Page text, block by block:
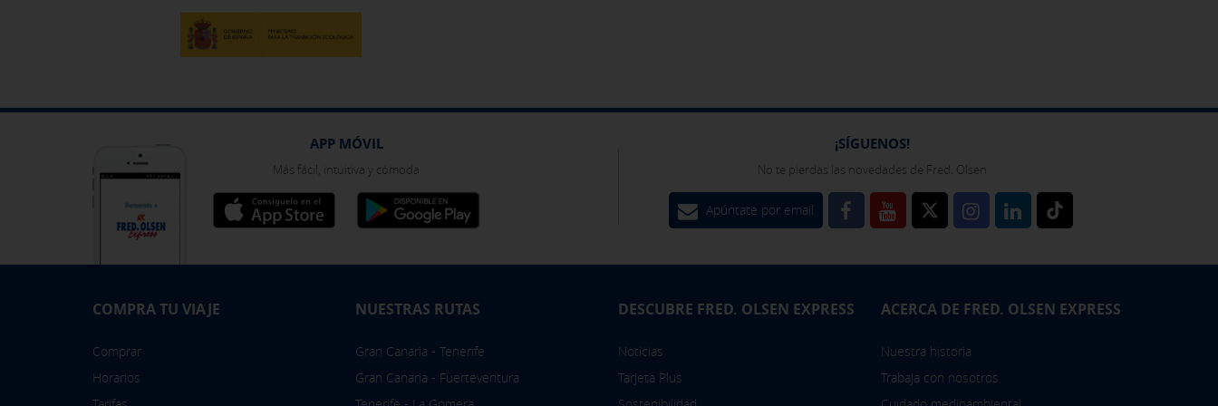
APP MÓVIL
Más fácil, intuitiva y cómoda
¡SÍGUENOS!
No te pierdas las novedades de Fred. Olsen
Apúntate por email
COMPRA TU VIAJE
Comprar
Horarios
NUESTRAS RUTAS
Gran Canaria - Tenerife
Gran Canaria - Fuerteventura
DESCUBRE FRED. OLSEN EXPRESS
Noticias
Tarjeta Plus
ACERCA DE FRED. OLSEN EXPRESS
Nuestra historia
Trabaja con nosotros
Pulsa aquí para desactivar las cookies opcionales